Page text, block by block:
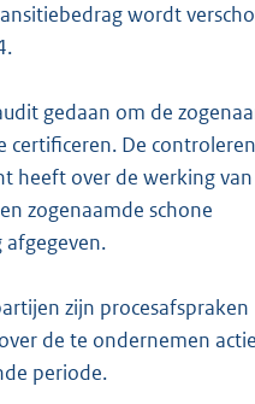
wordt
gedaan om de
certificeren. De
heeft over de werking
zogenaamde schone
zijn procesafspraken
de te ondernemen
periode.